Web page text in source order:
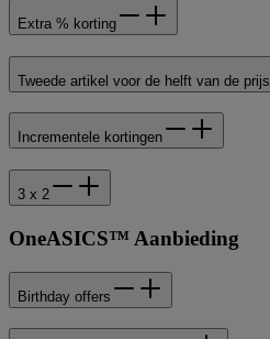
Extra % korting
Tweede artikel voor de helft van de prijs
Incrementele kortingen
3 x 2
OneASICS™ Aanbieding
Birthday offers